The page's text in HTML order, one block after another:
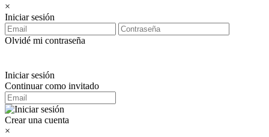
×
Iniciar sesión
Olvidé mi contraseña
Iniciar sesión
Continuar como invitado
Crear una cuenta
×